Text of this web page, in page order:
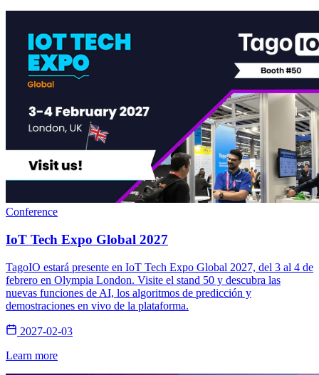
Conference
IoT Tech Expo Global 2027
TagoIO estará presente en IoT Tech Expo Global 2027, del 3 al 4 de
febrero en Olympia London. Visite el stand 50 y descubra las
nuevas funciones de AI, los algoritmos de predicción y
demostraciones en vivo de la plataforma.
2027-02-03
Learn more